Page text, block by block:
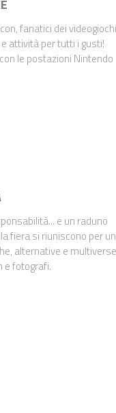
attività per tutti i gusti!
le postazioni Nintendo
fiera si riuniscono per un
alternative e multiverse
e fotografi.